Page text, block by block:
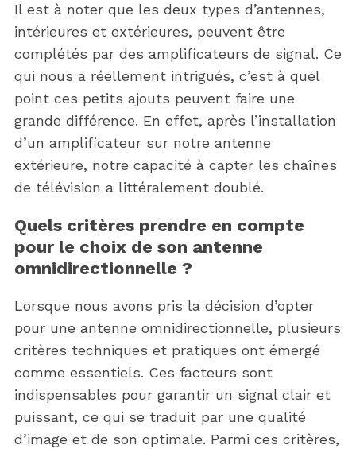
Il est à noter que les deux types d’antennes,
intérieures et extérieures, peuvent être
complétés par des amplificateurs de signal. Ce
qui nous a réellement intrigués, c’est à quel
point ces petits ajouts peuvent faire une
grande différence. En effet, après l’installation
d’un amplificateur sur notre antenne
extérieure, notre capacité à capter les chaînes
de télévision a littéralement doublé.
Quels critères prendre en compte
pour le choix de son antenne
omnidirectionnelle ?
Lorsque nous avons pris la décision d’opter
pour une antenne omnidirectionnelle, plusieurs
critères techniques et pratiques ont émergé
comme essentiels. Ces facteurs sont
indispensables pour garantir un signal clair et
puissant, ce qui se traduit par une qualité
d’image et de son optimale. Parmi ces critères,